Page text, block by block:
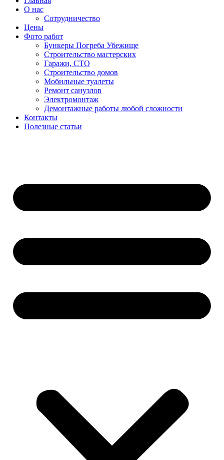
О нас
Сотрудничество
Цены
Фото работ
Бункеры Погреба Убежище
Строительство мастерских
Гаражи, СТО
Строительство домов
Мобильные туалеты
Ремонт санузлов
Электромонтаж
Демонтажные работы любой сложности
Контакты
Полезные статьи